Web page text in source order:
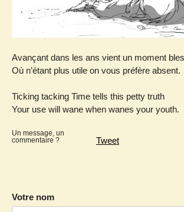
Avançant dans les ans vient un moment
Où n’étant plus utile on vous préfère absent.
Ticking tacking Time tells this petty truth
Your use will wane when wanes your youth.
Tweet
Un message, un
commentaire ?
Votre nom